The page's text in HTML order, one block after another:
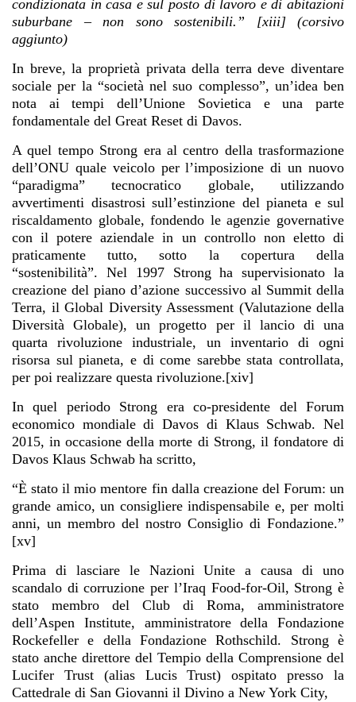
condizionata in casa e sul posto di lavoro e di abitazioni
suburbane – non sono sostenibili.” [xiii] (corsivo
aggiunto)
In breve, la proprietà privata della terra deve diventare
sociale per la “società nel suo complesso”, un’idea ben
nota ai tempi dell’Unione Sovietica e una parte
fondamentale del Great Reset di Davos.
A quel tempo Strong era al centro della trasformazione
dell’ONU quale veicolo per l’imposizione di un nuovo
“paradigma” tecnocratico globale, utilizzando
avvertimenti disastrosi sull’estinzione del pianeta e sul
riscaldamento globale, fondendo le agenzie governative
con il potere aziendale in un controllo non eletto di
praticamente tutto, sotto la copertura della
“sostenibilità”. Nel 1997 Strong ha supervisionato la
creazione del piano d’azione successivo al Summit della
Terra, il Global Diversity Assessment (Valutazione della
Diversità Globale), un progetto per il lancio di una
quarta rivoluzione industriale, un inventario di ogni
risorsa sul pianeta, e di come sarebbe stata controllata,
per poi realizzare questa rivoluzione.[xiv]
In quel periodo Strong era co-presidente del Forum
economico mondiale di Davos di Klaus Schwab. Nel
2015, in occasione della morte di Strong, il fondatore di
Davos Klaus Schwab ha scritto,
“È stato il mio mentore fin dalla creazione del Forum: un
grande amico, un consigliere indispensabile e, per molti
anni, un membro del nostro Consiglio di Fondazione.”
[xv]
Prima di lasciare le Nazioni Unite a causa di uno
scandalo di corruzione per l’Iraq Food-for-Oil, Strong è
stato membro del Club di Roma, amministratore
dell’Aspen Institute, amministratore della Fondazione
Rockefeller e della Fondazione Rothschild. Strong è
stato anche direttore del Tempio della Comprensione del
Lucifer Trust (alias Lucis Trust) ospitato presso la
Cattedrale di San Giovanni il Divino a New York City,